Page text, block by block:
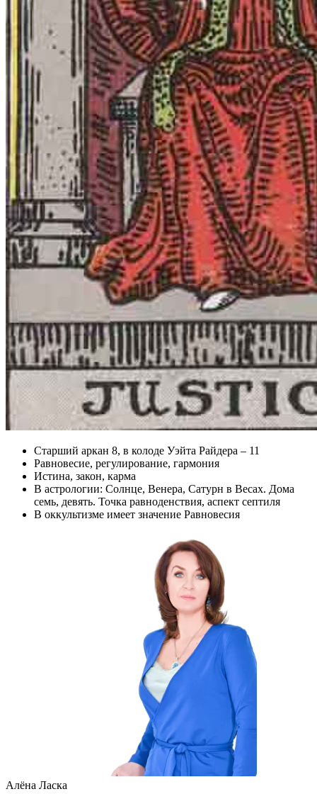
Старший аркан 8, в колоде Уэйта Райдера – 11
Равновесие, регулирование, гармония
Истина, закон, карма
В астрологии: Солнце, Венера, Сатурн в Весах. Дома
семь, девять. Точка равноденствия, аспект септиля
В оккультизме имеет значение Равновесия
Алёна Ласка